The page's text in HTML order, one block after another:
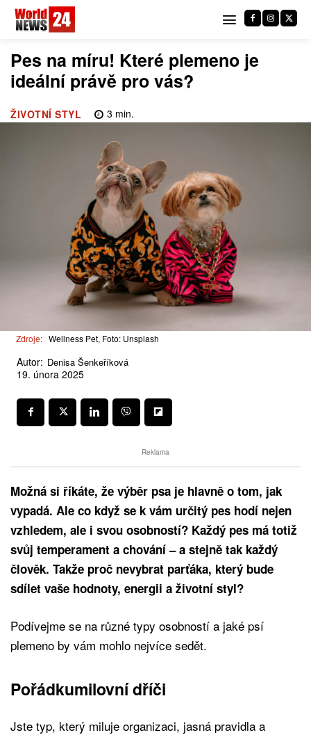
Pes na míru! Které plemeno je
ideální právě pro vás?
ŽIVOTNÍ STYL 3 min.
Zdroje: Wellness Pet, Foto: Unsplash
Autor: Denisa Šenkeříková
19. února 2025
Reklama
Možná si říkáte, že výběr psa je hlavně o tom, jak
vypadá. Ale co když se k vám určitý pes hodí nejen
vzhledem, ale i svou osobností? Každý pes má totiž
svůj temperament a chování – a stejně tak každý
člověk. Takže proč nevybrat parťáka, který bude
sdílet vaše hodnoty, energii a životní styl?
Podívejme se na různé typy osobností a jaké psí
plemeno by vám mohlo nejvíce sedět.
Pořádkumilovní dříči
Jste typ, který miluje organizaci, jasná pravidla a